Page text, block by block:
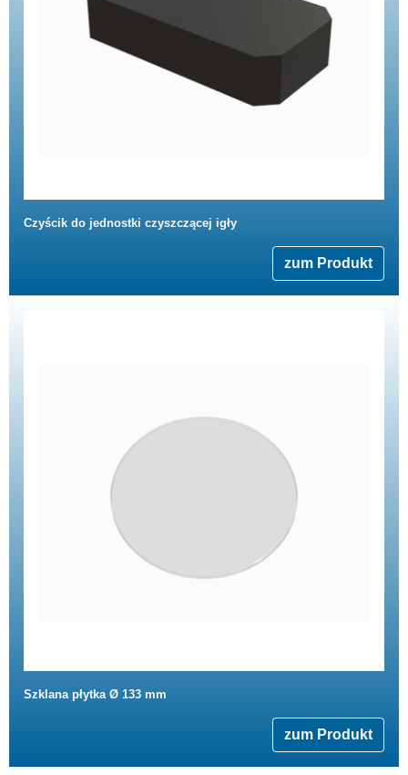
Czyścik do jednostki czyszczącej igły
zum Produkt
Szklana płytka Ø 133 mm
zum Produkt